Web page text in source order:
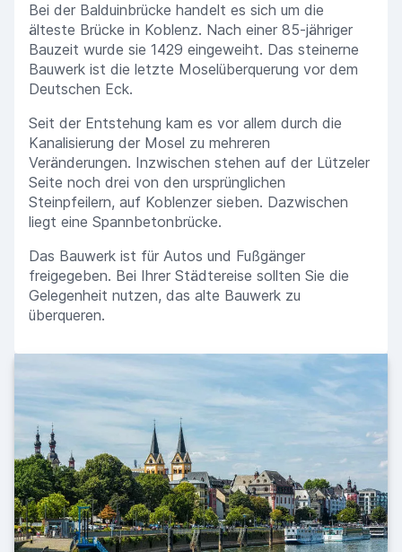
Bei der Balduinbrücke handelt es sich um die
älteste Brücke in Koblenz. Nach einer 85-jähriger
Bauzeit wurde sie 1429 eingeweiht. Das steinerne
Bauwerk ist die letzte Moselüberquerung vor dem
Deutschen Eck.
Seit der Entstehung kam es vor allem durch die
Kanalisierung der Mosel zu mehreren
Veränderungen. Inzwischen stehen auf der Lützeler
Seite noch drei von den ursprünglichen
Steinpfeilern, auf Koblenzer sieben. Dazwischen
liegt eine Spannbetonbrücke.
Das Bauwerk ist für Autos und Fußgänger
freigegeben. Bei Ihrer Städtereise sollten Sie die
Gelegenheit nutzen, das alte Bauwerk zu
überqueren.